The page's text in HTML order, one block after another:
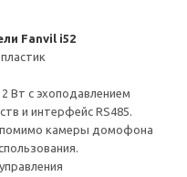
Fanvil i52
Вт с эхоподавлением
и интерфейс RS485.
камеры домофона